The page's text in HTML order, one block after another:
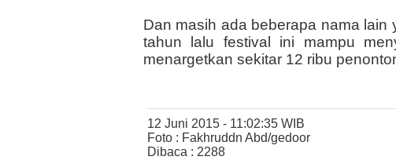
Dan masih ada beberapa nama
tahun lalu festival ini mampu
menargetkan sekitar 12 ribu
12 Juni 2015 - 11:02:35 WIB
Foto : Fakhruddn Abd/gedoor
Dibaca : 2288